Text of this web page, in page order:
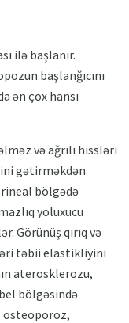
ilə başlanır.
başlanğıcını
ən çox hansı
və ağrılı hissləri
gətirməkdən
bölgədə
yoluxucu
Görünüş qırıq və
təbii elastikliyini
aterosklerozu,
bölgəsində
osteoporoz,